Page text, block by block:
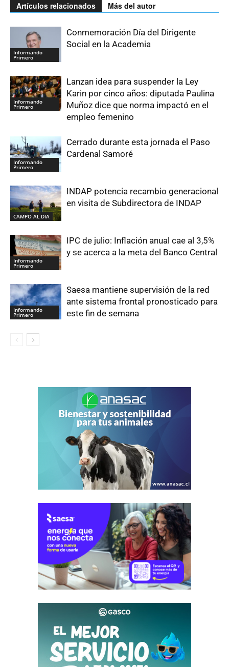
Artículos relacionados Más del autor
Informando
Primero
Conmemoración Día del Dirigente
Social en la Academia
Informando
Primero
Lanzan idea para suspender la Ley
Karin por cinco años: diputada Paulina
Muñoz dice que norma impactó en el
empleo femenino
Informando
Primero
Cerrado durante esta jornada el Paso
Cardenal Samoré
CAMPO AL DIA
INDAP potencia recambio generacional
en visita de Subdirectora de INDAP
Informando
Primero
IPC de julio: Inflación anual cae al 3,5%
y se acerca a la meta del Banco Central
Informando
Primero
Saesa mantiene supervisión de la red
ante sistema frontal pronosticado para
este fin de semana